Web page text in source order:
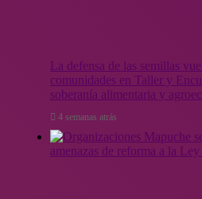
La defensa de las semillas
comunidades en Taller y
soberanía alimentaria y
4 semanas atrás